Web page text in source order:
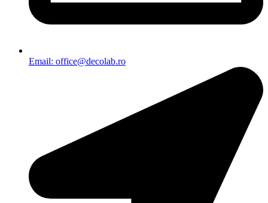
Email: office@decolab.ro